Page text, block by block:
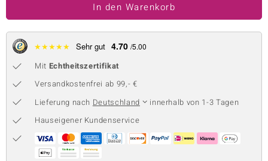
Collection
BY DE MELO
Collection
In den Warenkorb
★★★★★ Sehr gut 4.70 /5.00
Mit Echtheitszertifikat
Versandkostenfrei ab 99,- €
Lieferung nach Deutschland
innerhalb von 1-3 Tagen
Hauseigener Kundenservice